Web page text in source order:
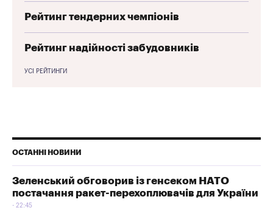
Рейтинг тендерних чемпіонів
Рейтинг надійності забудовників
УСІ РЕЙТИНГИ
ОСТАННІ НОВИНИ
Зеленський обговорив із генсеком НАТО
постачання ракет-перехоплювачів для України
22:45